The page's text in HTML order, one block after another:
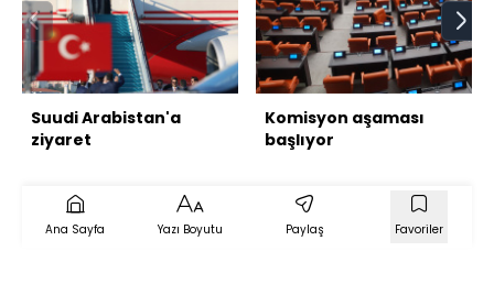
Suudi Arabistan'a
ziyaret
Komisyon aşaması
başlıyor
Ana Sayfa Yazı Boyutu Paylaş Favoriler